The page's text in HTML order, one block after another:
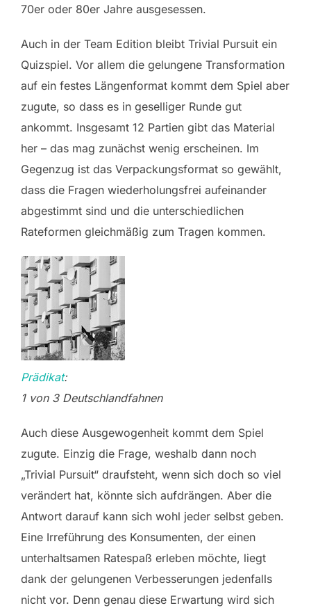
70er oder 80er Jahre ausgesessen.
Auch in der Team Edition bleibt Trivial Pursuit ein
Quizspiel. Vor allem die gelungene Transformation
auf ein festes Längenformat kommt dem Spiel aber
zugute, so dass es in geselliger Runde gut
ankommt. Insgesamt 12 Partien gibt das Material
her – das mag zunächst wenig erscheinen. Im
Gegenzug ist das Verpackungsformat so gewählt,
dass die Fragen wiederholungsfrei aufeinander
abgestimmt sind und die unterschiedlichen
Rateformen gleichmäßig zum Tragen kommen.
Prädikat:
1 von 3 Deutschlandfahnen
Auch diese Ausgewogenheit kommt dem Spiel
zugute. Einzig die Frage, weshalb dann noch
„Trivial Pursuit“ draufsteht, wenn sich doch so viel
verändert hat, könnte sich aufdrängen. Aber die
Antwort darauf kann sich wohl jeder selbst geben.
Eine Irreführung des Konsumenten, der einen
unterhaltsamen Ratespaß erleben möchte, liegt
dank der gelungenen Verbesserungen jedenfalls
nicht vor. Denn genau diese Erwartung wird sich